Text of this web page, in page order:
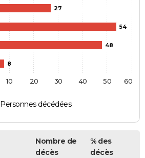
27
54
48
8
Personnes décédées
10 20 30 40 50 60
Nombre de
décès
% des
décès